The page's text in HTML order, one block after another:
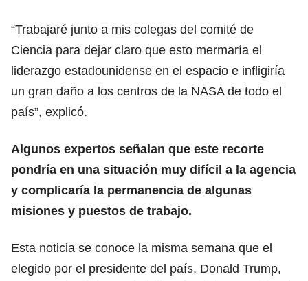
“Trabajaré junto a mis colegas del comité de
Ciencia para dejar claro que esto mermaría el
liderazgo estadounidense en el espacio e infligiría
un gran daño a los centros de la NASA de todo el
país”, explicó.
Algunos expertos señalan que este recorte
pondría en una situación muy difícil a la agencia
y complicaría la permanencia de algunas
misiones y puestos de trabajo.
Esta noticia se conoce la misma semana que el
elegido por el presidente del país, Donald Trump,